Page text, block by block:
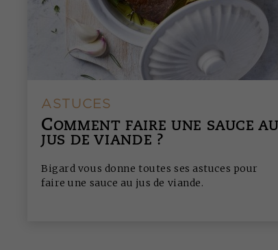
ASTUCES
COMMENT FAIRE UNE SAUCE AU
JUS DE VIANDE ?
Bigard vous donne toutes ses astuces pour
faire une sauce au jus de viande.